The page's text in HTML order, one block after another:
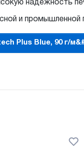
надежность
и промышленной
Plus Blue, 90 г/